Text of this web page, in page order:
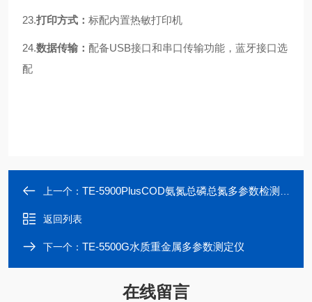
23.打印方式： 标配内置热敏打印机
24.数据传输： 配备USB接口和串口传输功能，蓝牙接口选
配
上一个： TE-5900PlusCOD氨氮总磷总氮多参数检测仪
返回列表
下一个： TE-5500G水质重金属多参数测定仪
在线留言